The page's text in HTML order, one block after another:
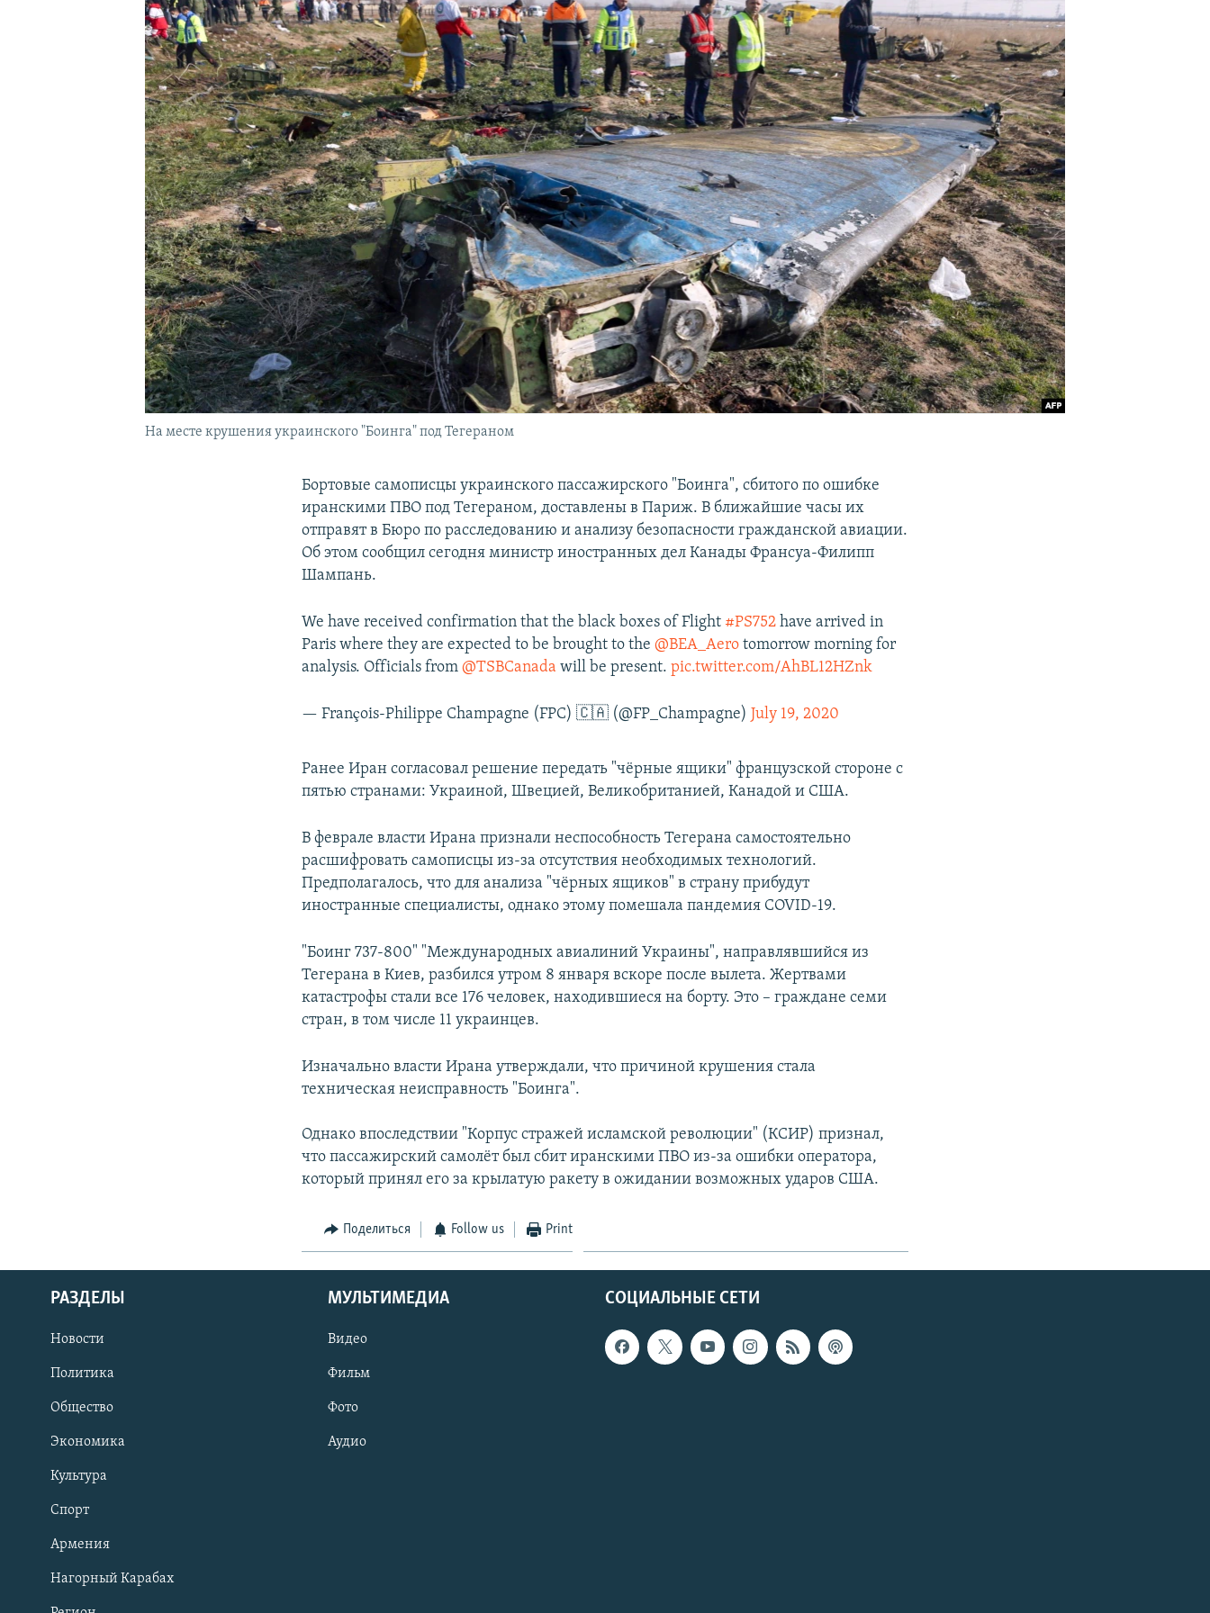
На месте крушения украинского "Боинга" под Тегераном
Бортовые самописцы украинского пассажирского "Боинга", сбитого по ошибке
иранскими ПВО под Тегераном, доставлены в Париж. В ближайшие часы их
отправят в Бюро по расследованию и анализу безопасности гражданской авиации.
Об этом сообщил сегодня министр иностранных дел Канады Франсуа-Филипп
Шампань.
We have received confirmation that the black boxes of Flight #PS752 have arrived in
Paris where they are expected to be brought to the@BEA_Aero tomorrow morning for
analysis. Officials from@TSBCanada will be present.pic.twitter.com/AhBL12HZnk
— François-Philippe Champagne (FPC) 🇨🇦 (@FP_Champagne)July 19, 2020
Ранее Иран согласовал решение передать "чёрные ящики" французской стороне с
пятью странами: Украиной, Швецией, Великобританией, Канадой и США.
В феврале власти Ирана признали неспособность Тегерана самостоятельно
расшифровать самописцы из-за отсутствия необходимых технологий.
Предполагалось, что для анализа "чёрных ящиков" в страну прибудут
иностранные специалисты, однако этому помешала пандемия COVID-19.
"Боинг 737-800" "Международных авиалиний Украины", направлявшийся из
Тегерана в Киев, разбился утром 8 января вскоре после вылета. Жертвами
катастрофы стали все 176 человек, находившиеся на борту. Это – граждане семи
стран, в том числе 11 украинцев.
Изначально власти Ирана утверждали, что причиной крушения стала
техническая неисправность "Боинга".
Однако впоследствии "Корпус стражей исламской революции" (КСИР) признал,
что пассажирский самолёт был сбит иранскими ПВО из-за ошибки оператора,
который принял его за крылатую ракету в ожидании возможных ударов США.
Поделиться Follow us Print
СОЦИАЛЬНЫЕ СЕТИ
РАЗДЕЛЫ
Новости
Политика
Общество
Экономика
Культура
Спорт
Армения
Нагорный Карабах
МУЛЬТИМЕДИА
Видео
Фильм
Фото
Аудио